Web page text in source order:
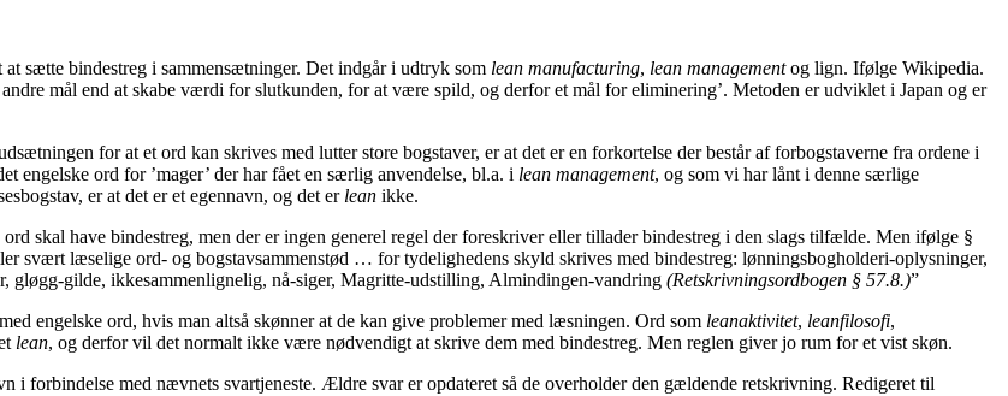
sætte bindestreg i sammensætninger. Det indgår i udtryk som lean manufacturing, lean managementog lign. Ifølge Wikipedia.
mål end at skabe værdi for slutkunden, for at være spild, og derfor et mål for eliminering’. Metoden er udviklet i Japan og er
for at et ord kan skrives med lutter store bogstaver, er at det er en forkortelse der består af forbogstaverne fra ordene i
engelske ord for ’mager’ der har fået en særlig anvendelse, bl.a. i lean management, og som vi har lånt i denne særlige
er at det er et egennavn, og det er lean ikke.
skal have bindestreg, men der er ingen generel regel der foreskriver eller tillader bindestreg i den slags tilfælde. Men ifølge §
svært læselige ord- og bogstavsammenstød … for tydelighedens skyld skrives med bindestreg: lønningsbogholderi-oplysninger,
gløgg-gilde, ikkesammenlignelig, nå-siger, Magritte-udstilling, Almindingen-vandring (Retskrivningsordbogen § 57.8.)”
engelske ord, hvis man altså skønner at de kan give problemer med læsningen. Ord som leanaktivitet, leanfilosofi,
lean, og derfor vil det normalt ikke være nødvendigt at skrive dem med bindestreg. Men reglen giver jo rum for et vist skøn.
i forbindelse med nævnets svartjeneste. Ældre svar er opdateret så de overholder den gældende retskrivning. Redigeret til